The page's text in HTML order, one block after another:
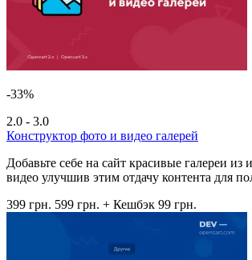
-33%
2.0 - 3.0
Конструктор фото и видео галерей
Добавьте себе на сайт красивые галереи из
видео улучшив этим отдачу контента для
399 грн. 599 грн. + Кешбэк 99 грн.